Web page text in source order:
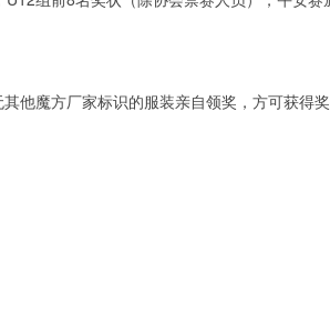
他魔方厂家标识的服装亲自领奖，方可获得